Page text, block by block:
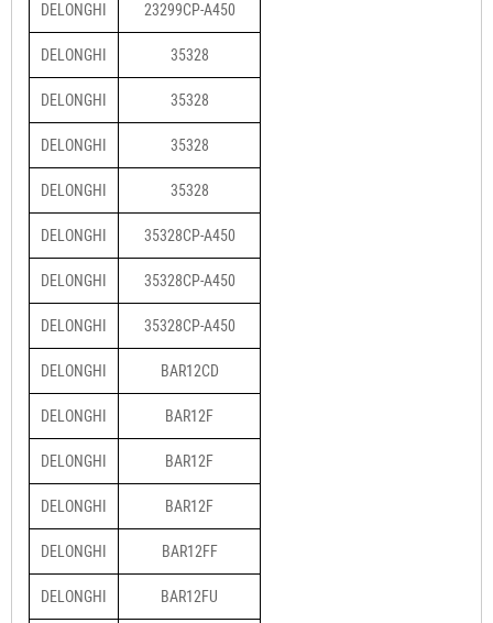
DELONGHI 23299CP-A450
DELONGHI 35328
DELONGHI 35328
DELONGHI 35328
DELONGHI 35328
DELONGHI 35328CP-A450
DELONGHI 35328CP-A450
DELONGHI 35328CP-A450
DELONGHI BAR12CD
DELONGHI BAR12F
DELONGHI BAR12F
DELONGHI BAR12F
DELONGHI BAR12FF
DELONGHI BAR12FU